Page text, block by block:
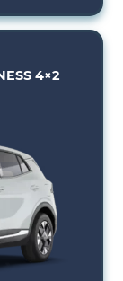
4×2